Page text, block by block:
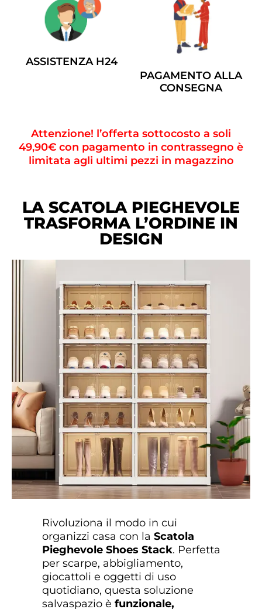
ASSISTENZA H24
PAGAMENTO ALLA
CONSEGNA
Attenzione! l’offerta sottocosto a soli
49,90€ con pagamento in contrassegno è
limitata agli ultimi pezzi in magazzino
LA SCATOLA PIEGHEVOLE
TRASFORMA L’ORDINE IN
DESIGN
Rivoluziona il modo in cui
organizzi casa con la Scatola
Pieghevole Shoes Stack. Perfetta
per scarpe, abbigliamento,
giocattoli e oggetti di uso
quotidiano, questa soluzione
salvaspazio è funzionale,